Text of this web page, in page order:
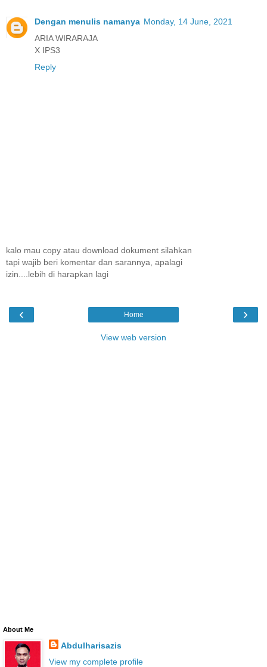
Dengan menulis namanya Monday, 14 June, 2021
ARIA WIRARAJA
X IPS3
Reply
kalo mau copy atau download dokument silahkan
tapi wajib beri komentar dan sarannya, apalagi
izin....lebih di harapkan lagi
‹ ›
Home
View web version
About Me
Abdulharisazis
View my complete profile